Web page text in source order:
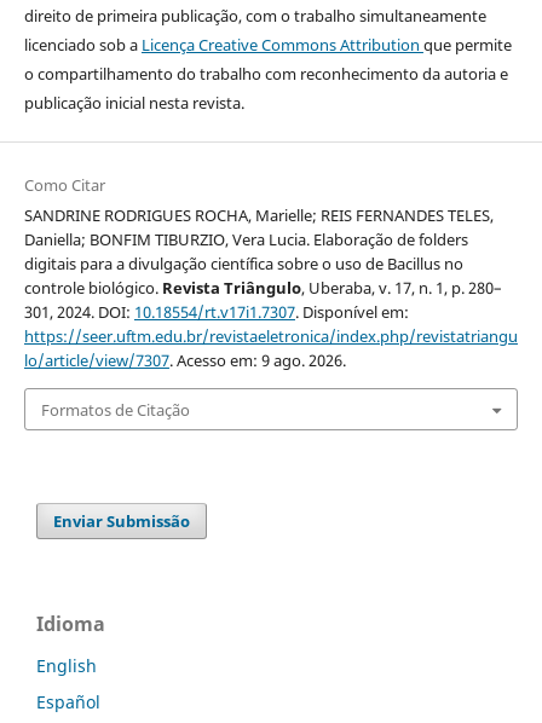
direito de primeira publicação, com o trabalho simultaneamente
licenciado sob a Licença Creative Commons Attribution que permite
o compartilhamento do trabalho com reconhecimento da autoria e
publicação inicial nesta revista.
Como Citar
SANDRINE RODRIGUES ROCHA, Marielle; REIS FERNANDES TELES,
Daniella; BONFIM TIBURZIO, Vera Lucia. Elaboração de folders
digitais para a divulgação científica sobre o uso de Bacillus no
controle biológico. Revista Triângulo, Uberaba, v. 17, n. 1, p. 280–
301, 2024. DOI: 10.18554/rt.v17i1.7307. Disponível em:
https://seer.uftm.edu.br/revistaeletronica/index.php/revistatriangu
lo/article/view/7307. Acesso em: 9 ago. 2026.
Formatos de Citação
Enviar Submissão
Idioma
English
Español